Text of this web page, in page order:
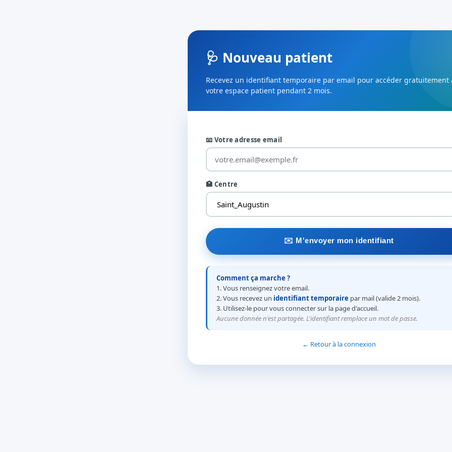
🩺 Nouveau patient
Recevez un identifiant temporaire par email pour accéder gratuitement
votre espace patient pendant 2 mois.
📧 Votre adresse email
🏥 Centre
✉️ M'envoyer mon identifiant
Comment ça marche ?
1. Vous renseignez votre email.
2. Vous recevez un identifiant temporaire par mail (valide 2 mois).
3. Utilisez-le pour vous connecter sur la page d'accueil.
Aucune donnée n'est partagée. L'identifiant remplace un mot de passe.
← Retour à la connexion